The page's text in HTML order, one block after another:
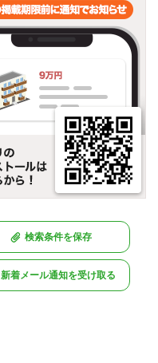
検索条件を保存
新着メール通知を受け取る